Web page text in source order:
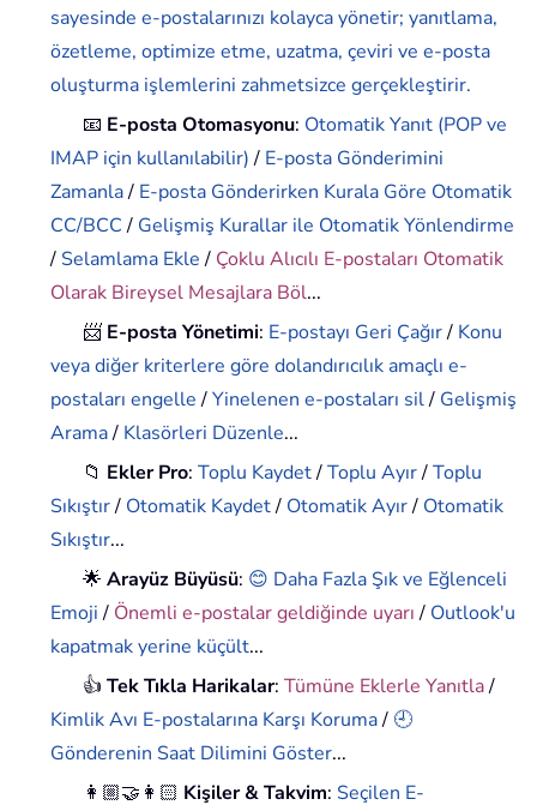
sayesinde e-postalarınızı kolayca yönetir; yanıtlama,
özetleme, optimize etme, uzatma, çeviri ve e-posta
oluşturma işlemlerini zahmetsizce gerçekleştirir.
📧 E-posta Otomasyonu: Otomatik Yanıt (POP ve
IMAP için kullanılabilir)/ E-posta Gönderimini
Zamanla/ E-posta Gönderirken Kurala Göre Otomatik
CC/BCC/ Gelişmiş Kurallar ile Otomatik Yönlendirme
/ Selamlama Ekle/ Çoklu Alıcılı E-postaları Otomatik
Olarak Bireysel Mesajlara Böl...
📨 E-posta Yönetimi: E-postayı Geri Çağır/ Konu
veya diğer kriterlere göre dolandırıcılık amaçlı e-
postaları engelle/Yinelenen e-postaları sil/ Gelişmiş
Arama/ Klasörleri Düzenle...
📁 Ekler Pro:Toplu Kaydet/Toplu Ayır/Toplu
Sıkıştır/ Otomatik Kaydet/ Otomatik Ayır/ Otomatik
Sıkıştır...
🌟Arayüz Büyüsü: 😊 Daha Fazla Şık ve Eğlenceli
Emoji/ Önemli e-postalar geldiğinde uyarı/ Outlook'u
kapatmak yerine küçült...
👍Tek Tıkla Harikalar:Tümüne Eklerle Yanıtla/
Kimlik Avı E-postalarına Karşı Koruma/ 🕘
Gönderenin Saat Dilimini Göster...
👩🏼‍🤝‍👩🏻 Kişiler & Takvim: Seçilen E-